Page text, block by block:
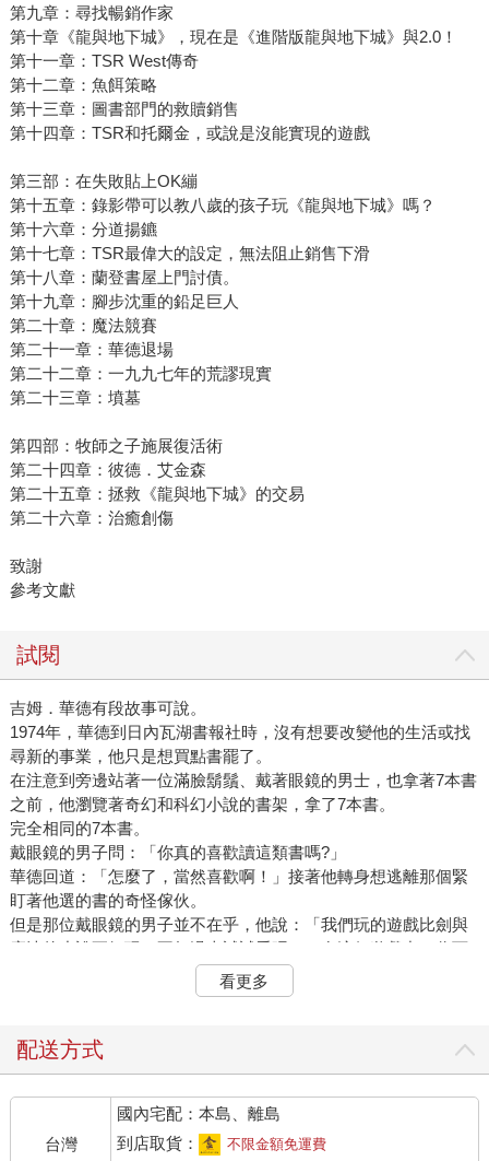
第九章：尋找暢銷作家
第十章《龍與地下城》，現在是《進階版龍與地下城》與2.0！
第十一章：TSR West傳奇
第十二章：魚餌策略
第十三章：圖書部門的救贖銷售
第十四章：TSR和托爾金，或說是沒能實現的遊戲
第三部：在失敗貼上OK繃
第十五章：錄影帶可以教八歲的孩子玩《龍與地下城》嗎？
第十六章：分道揚鑣
第十七章：TSR最偉大的設定，無法阻止銷售下滑
第十八章：蘭登書屋上門討債。
第十九章：腳步沈重的鉛足巨人
第二十章：魔法競賽
第二十一章：華德退場
第二十二章：一九九七年的荒謬現實
第二十三章：墳墓
第四部：牧師之子施展復活術
第二十四章：彼德．艾金森
第二十五章：拯救《龍與地下城》的交易
第二十六章：治癒創傷
致謝
參考文獻
試閱
吉姆．華德有段故事可說。
1974年，華德到日內瓦湖書報社時，沒有想要改變他的生活或找
尋新的事業，他只是想買點書罷了。
在注意到旁邊站著一位滿臉鬍鬚、戴著眼鏡的男士，也拿著7本書
之前，他瀏覽著奇幻和科幻小說的書架，拿了7本書。
完全相同的7本書。
戴眼鏡的男子問：「你真的喜歡讀這類書嗎?」
華德回道：「怎麼了，當然喜歡啊！」接著他轉身想逃離那個緊
盯著他選的書的奇怪傢伙。
但是那位戴眼鏡的男子並不在乎，他說：「我們玩的遊戲比劍與
魔法的小說更好玩，不如過來試試看吧！」在這個遊戲中，你可
以扮演蠻王科南，與惡毒的陰險神祇戰鬥。那可是比奇幻小說更
有趣，不僅可以從佛羅多或法夫德的角度觀看這些奇妙的世界，
如果1974年那天，華德晚一個小時來到書店，或者選擇了幾本不
選書完全合拍的人，是蓋瑞．蓋格斯（Gary Gygax），《龍與地
下城》的共同創作者，也是TSR的共同創始人，他為了發行《龍
與地下城》而開了這間公司。
看更多
配送方式
台灣
國內宅配：本島、離島
到店取貨：
不限金額免運費